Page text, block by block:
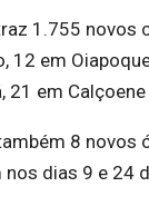
1.755 novos
12 em
21 em
8 novos
dias 9 e 24